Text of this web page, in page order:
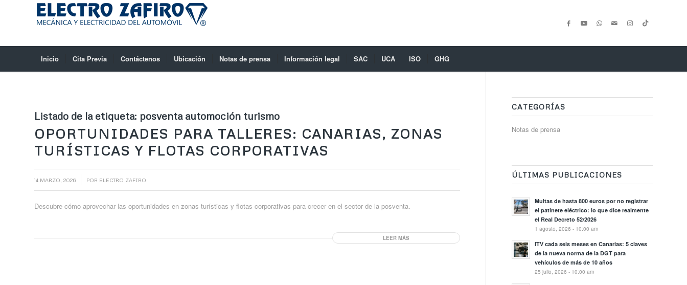
Inicio Cita Previa Contáctenos Ubicación Notas de prensa Información legal SAC UCA ISO GHG
Listado de la etiqueta: posventa automoción turismo
OPORTUNIDADES PARA TALLERES: CANARIAS, ZONAS
TURÍSTICAS Y FLOTAS CORPORATIVAS
14 MARZO, 2026 POR ELECTRO ZAFIRO
Descubre cómo aprovechar las oportunidades en zonas turísticas y flotas corporativas para crecer en el sector de la posventa.
LEER MÁS
CATEGORÍAS
Notas de prensa
ÚLTIMAS PUBLICACIONES
Multas de hasta 800 euros por no registrar
el patinete eléctrico: lo que dice realmente
el Real Decreto 52/2026
1 agosto, 2026 - 10:00 am
ITV cada seis meses en Canarias: 5 claves
de la nueva norma de la DGT para
vehículos de más de 10 años
25 julio, 2026 - 10:00 am